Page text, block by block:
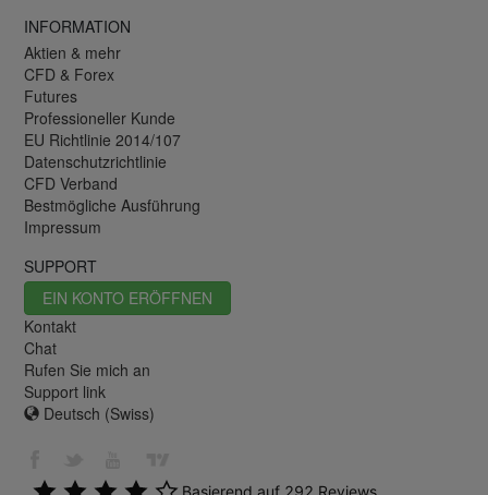
INFORMATION
Aktien & mehr
CFD & Forex
Futures
Professioneller Kunde
EU Richtlinie 2014/107
Datenschutzrichtlinie
CFD Verband
Bestmögliche Ausführung
Impressum
SUPPORT
EIN KONTO ERÖFFNEN
Kontakt
Chat
Rufen Sie mich an
Support link
Deutsch (Swiss)